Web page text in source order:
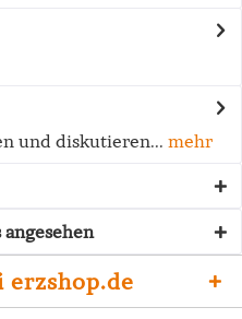
und diskutieren... mehr
erzshop.de